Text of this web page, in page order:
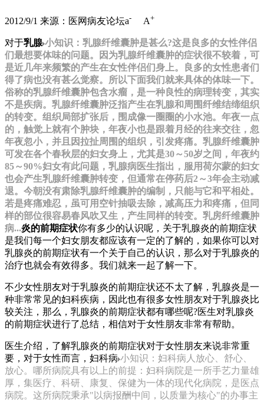
2012/9/1 来源：医网病友论坛a- A+
对于乳腺 小知识：乳腺纤维囊肿是甚么?这是良多的女性伴侣
们最想要体味的问题。因为乳腺纤维囊肿的症状很不较着，可
是近几年来频繁的产生在女性伴侣们身上。良多的女性患者们
得了病也没有甚么觉察。所以下面我们就来具体的体味一下。
俗称的乳腺纤维囊肿包含水瘤，是一种良性的病理转变，其实
不是疾病。乳腺纤维囊肿泛指产生在乳腺和周围纤维结缔组织
的转变。组织局部扩张后，围成像一圈圈的小水池。年夜一点
的，触觉上就有个肿块，年夜小也是跟着月经的往来交往，忽
年夜忽小，并且因拉扯周围的组织，引发疼痛。乳腺纤维囊肿
可发在各个春秋层的妇女身上，尤其是30～50岁之间，年夜约
85～90%妇女有此问题，乳腺病医生指出，服用荷尔蒙的妇女
也会产生乳腺纤维囊肿转变，但通常在停药后2～3年会主动减
退。今朝没有肃除乳腺纤维囊肿的编制，只能与它和平相处。
若是疼痛难忍，虽可用空针抽吸去除，减高压力和疼痛，但同
样的部位很容易春风吹又生，产生同样的转变。乳房纤维囊肿
病...炎的前期症状你有多少的认识呢，关于乳腺炎的前期症状
是我们每一个妇女朋友都应该有一定的了解的，如果你可以对
乳腺炎的前期症状有一个关于自己的认识，那么对于乳腺炎的
治疗也就会有效得多。我们就来一起了解一下。
不少女性朋友对于乳腺炎的前期症状还不太了解，乳腺炎是一
种非常常见的妇科疾病，因此也有很多女性朋友对于乳腺炎比
较关注，那么，乳腺炎的前期症状都有哪些呢?医生对乳腺炎
的前期症状进行了总结，相信对于女性朋友非常有帮助。
医生介绍，了解乳腺炎的前期症状对于女性朋友来说非常重
要，对于女性而言，妇科病 小知识：妇科病人放心、舒心、
放心。哪所病院具有以上的前提：妇科病院是一所手艺力量雄
厚，集医疗、科研、康复、保健为一体的现代化病院，是医点
病院。这所病院秉承"以病报酬中间，以质量为核心"的办事主